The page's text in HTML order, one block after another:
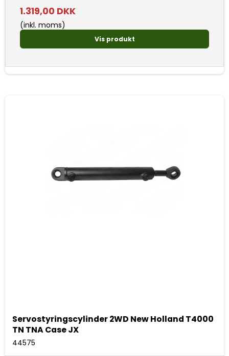
1.319,00 DKK
(inkl. moms)
Vis produkt
Servostyringscylinder 2WD New Holland T4000
TN TNA Case JX
44575